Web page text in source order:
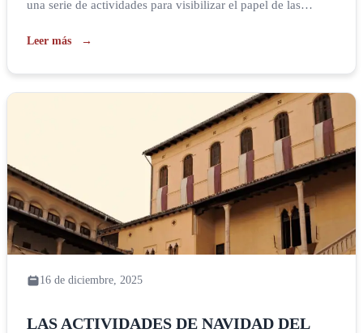
una serie de actividades para visibilizar el papel de las
5 de marzo tendrá lugar la tercera edición de FEMART en la
Leer más
16 de diciembre, 2025
LAS ACTIVIDADES DE NAVIDAD DEL